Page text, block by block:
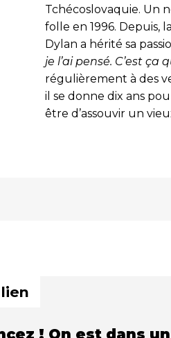
Tchécoslovaquie. Un
folle en 1996. Depuis,
Dylan a hérité sa
je l’ai pensé. C’est ça
régulièrement à des
il se donne dix ans
être d’assouvir un
! On est dans